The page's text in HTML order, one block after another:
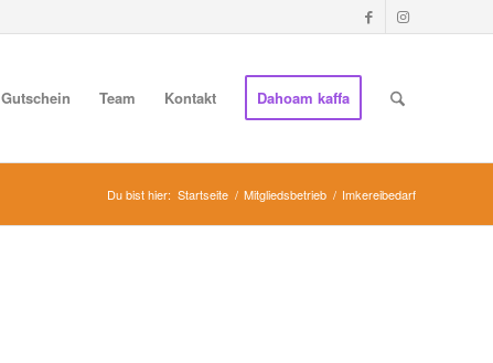
Gutschein Team Kontakt Dahoam kaffa
Du bist hier: Startseite / Mitgliedsbetrieb / Imkereibedarf